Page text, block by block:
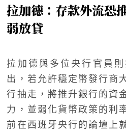
拉加德：存款外流恐
弱放貸
拉加德與多位央行官員
出，若允許穩定幣發行商
行抽走，將推升銀行的資
力，並弱化貨幣政策的利
前在西班牙央行的論壇上